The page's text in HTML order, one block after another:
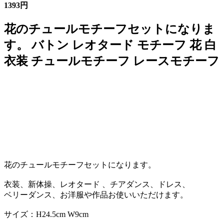
1393円
花のチュールモチーフセットになりま
す。 バトン レオタード モチーフ 花 白
衣装 チュールモチーフ レースモチーフ
花のチュールモチーフセットになります。
衣装、新体操、レオタード 、チアダンス、ドレス、
ベリーダンス、お洋服や作品お使いいただけます。
サイズ：H24.5cm W9cm